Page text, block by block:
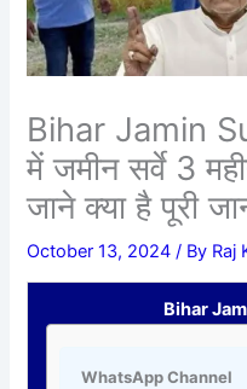
Bihar Jamin
में जमीन सर्वे 3
जाने क्या है पूरी
October 13, 2024/ By Raj
Bihar
WhatsApp Channel